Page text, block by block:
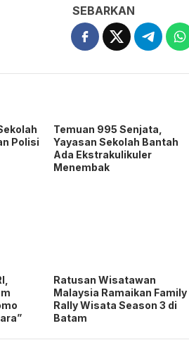
SEBARKAN
Polisi
Temuan 995 Senjata,
Yayasan Sekolah Bantah
Ada Ekstrakulikuler
Menembak
Ratusan Wisatawan
Malaysia Ramaikan Family
Rally Wisata Season 3 di
Batam